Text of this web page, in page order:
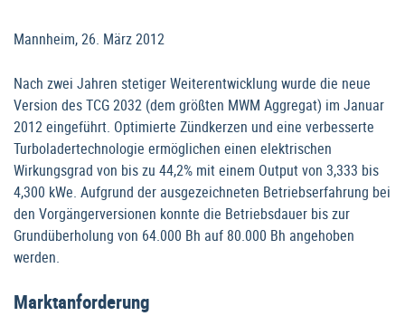
Mannheim, 26. März 2012
Nach zwei Jahren stetiger Weiterentwicklung wurde die neue
Version des TCG 2032 (dem größten MWM Aggregat) im Januar
2012 eingeführt. Optimierte Zündkerzen und eine verbesserte
Turboladertechnologie ermöglichen einen elektrischen
Wirkungsgrad von bis zu 44,2% mit einem Output von 3,333 bis
4,300 kWe. Aufgrund der ausgezeichneten Betriebserfahrung bei
den Vorgängerversionen konnte die Betriebsdauer bis zur
Grundüberholung von 64.000 Bh auf 80.000 Bh angehoben
werden.
Marktanforderung